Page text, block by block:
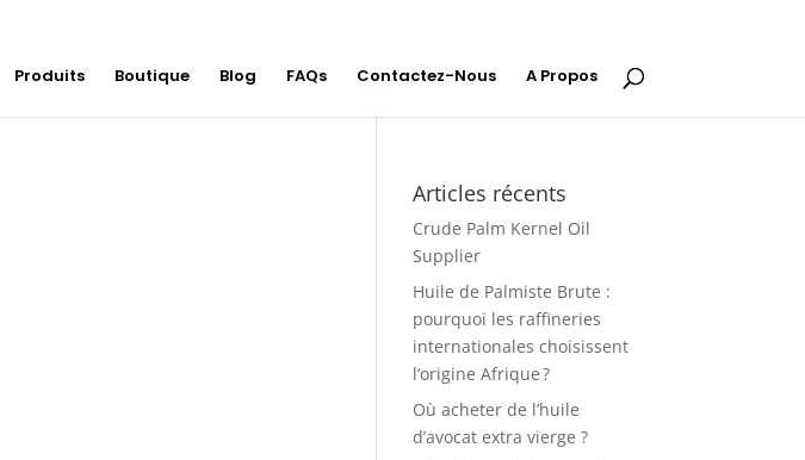
Produits Boutique Blog FAQs Contactez-Nous A Propos
Articles récents
Crude Palm Kernel Oil
Supplier
Huile de Palmiste Brute :
pourquoi les raffineries
internationales choisissent
l’origine Afrique ?
Où acheter de l’huile
d’avocat extra vierge ?